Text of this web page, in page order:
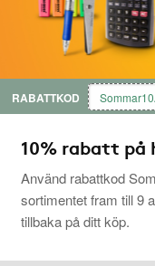
RABATTKOD
10% rabatt
Använd rabattkod
sortimentet fram till 9
tillbaka på ditt köp.